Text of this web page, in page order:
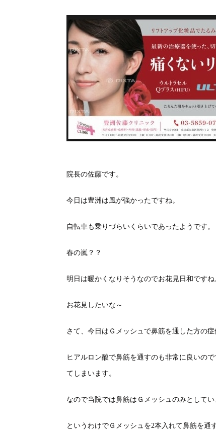
院長の佐藤です。
今日は豊洲は風が強かったですね。
自転車も乗りづらいくらいであったようです。
春の嵐？？
明日は暖かくなりそうなのでお花見日和ですね
お花見したいな～
さて、今日はＧメッシュで鼻筋を通した方の症
ヒアルロン酸で鼻筋を通すのも非常に良いの
てしまいます。
なので当院では鼻筋はＧメッシュのみとしてい
というわけでＧメッシュを2本入れて鼻筋を通